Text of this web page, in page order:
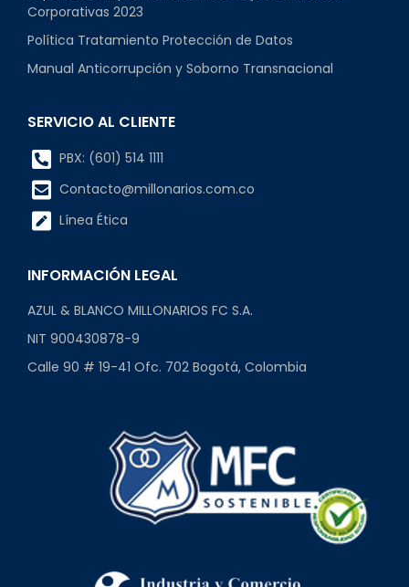
Corporativas 2023
Política Tratamiento Protección de Datos
Manual Anticorrupción y Soborno Transnacional
SERVICIO AL CLIENTE
PBX: (601) 514 1111
Contacto@millonarios.com.co
Línea Ética
INFORMACIÓN LEGAL
AZUL & BLANCO MILLONARIOS FC S.A.
NIT 900430878-9
Calle 90 # 19-41 Ofc. 702 Bogotá, Colombia